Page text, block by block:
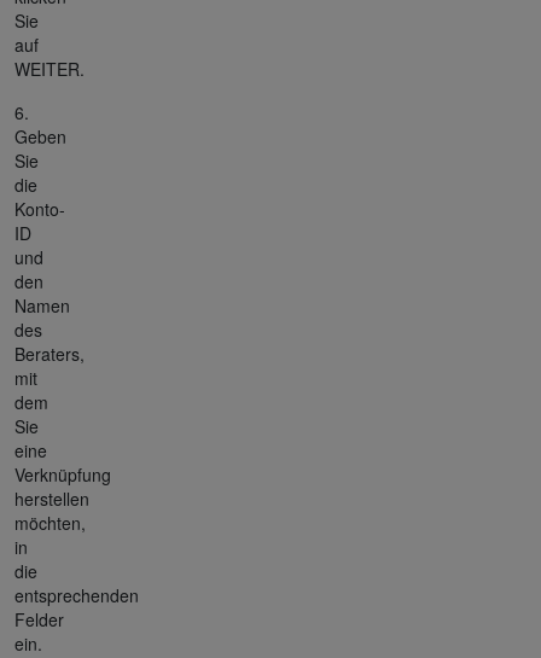
Sie
auf
WEITER.
6.
Geben
Sie
die
Konto-
ID
und
den
Namen
des
Beraters,
mit
dem
Sie
eine
Verknüpfung
herstellen
möchten,
in
die
entsprechenden
Felder
ein.